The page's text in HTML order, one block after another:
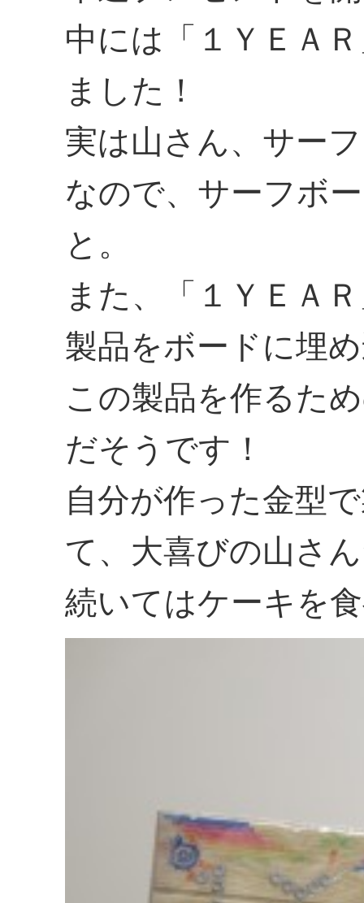
中には「１ＹＥＡ
ました！
実は山さん、サー
なので、サーフボ
と。
また、「１ＹＥＡ
製品をボードに埋
この製品を作るた
だそうです！
自分が作った金型
て、大喜びの山さ
続いてはケーキを